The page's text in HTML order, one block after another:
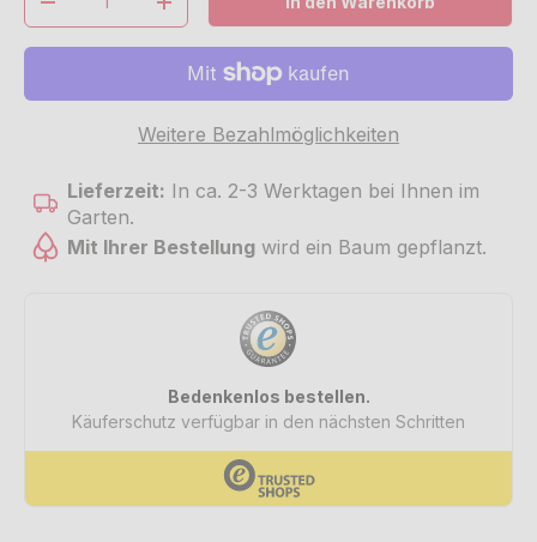
Menge verringernMenge erhöhen
Weitere Bezahlmöglichkeiten
Lieferzeit: In ca. 2-3 Werktagen bei Ihnen im
Garten.
Mit Ihrer Bestellung wird ein Baum gepflanzt.